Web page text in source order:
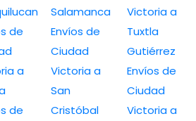
de
a
de
Salamanca
Envíos de
Ciudad
Victoria a
San
Cristóbal
Victoria a
Tuxtla
Gutiérrez
Envíos de
Ciudad
Victoria a